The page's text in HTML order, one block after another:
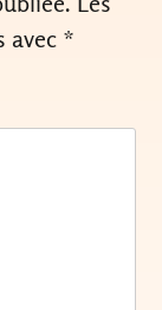
avec *